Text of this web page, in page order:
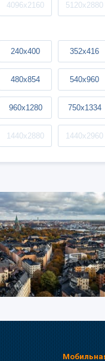
4096x2160 5120x2880
240x400 352x416
480x854 540x960
960x1280 750x1334
1440x2880 1440x2960